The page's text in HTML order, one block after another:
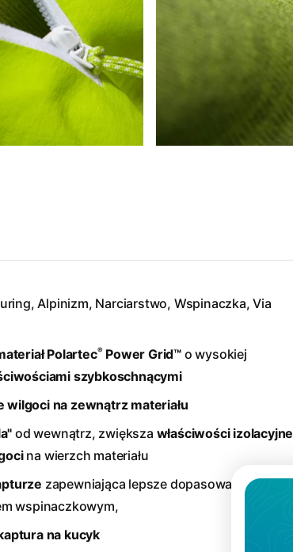
Alpinizm, Narciarstwo, Wspinaczka, Via
Polartec®Power Grid™ o wysokiej
szybkoschnącymi
wilgoci na zewnątrz materiału
od wewnątrz, zwiększa właściwości izolacyjne
na wierzch materiału
zapewniająca lepsze dopasowanie do
wspinaczkowym,
na kucyk